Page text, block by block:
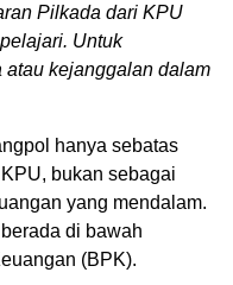
Pilkada dari KPU
Untuk
atau kejanggalan dalam
hanya sebatas
bukan sebagai
yang mendalam.
di bawah
(BPK).